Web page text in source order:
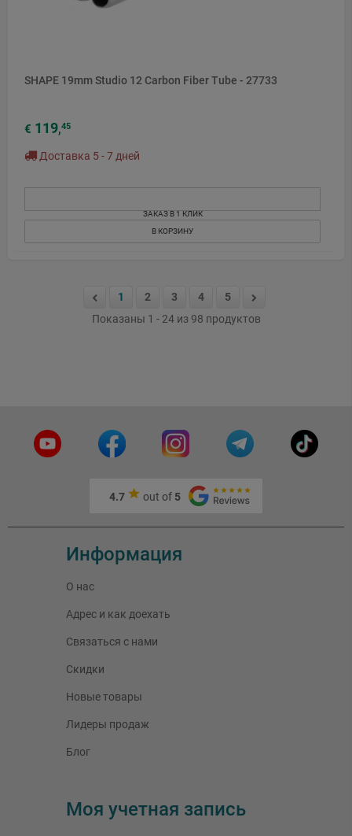
SHAPE 19mm Studio 12 Carbon Fiber Tube - 27733
€ 119,45
Доставка 5 - 7 дней
ЗАКАЗ В 1 КЛИК
В КОРЗИНУ
1 2 3 4
5
Показаны 1 - 24 из 98 продуктов
4.7 out of 5
Информация
О нас
Адрес и как доехать
Связаться с нами
Скидки
Новые товары
Лидеры продаж
Блог
Моя учетная запись